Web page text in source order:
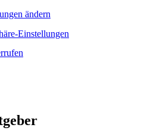
ändern
Einstellungen